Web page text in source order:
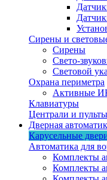
Сирены и
Сирены
Свето-
Световой
Охрана периметра
Активные
Клавиатуры
Централи и пульты
Дверная
Карусельные
Автоматика для
Комплекты
Комплекты